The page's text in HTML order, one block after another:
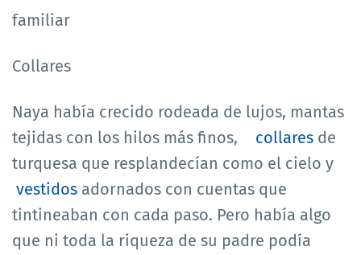
familiar
Collares
Naya había crecido rodeada de lujos, mantas
tejidas con los hilos más finos,
collares de
turquesa que resplandecían como el cielo y
vestidos adornados con cuentas que
tintineaban con cada paso. Pero había algo
que ni toda la riqueza de su padre podía